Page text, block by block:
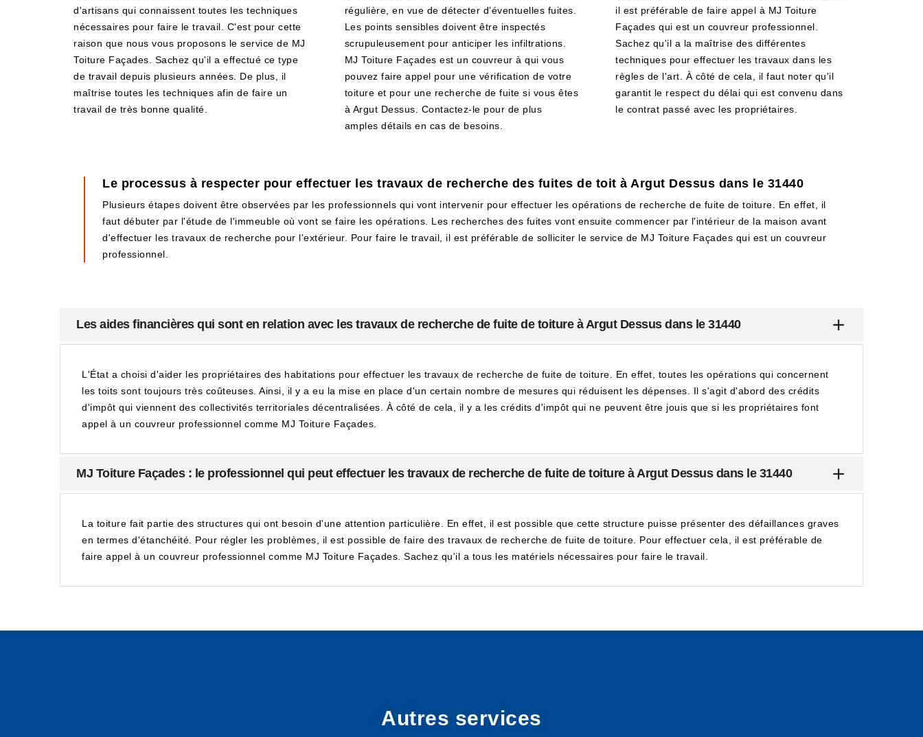
d'artisans qui connaissent toutes les techniques
nécessaires pour faire le travail. C'est pour cette
raison que nous vous proposons le service de MJ
Toiture Façades. Sachez qu'il a effectué ce type
de travail depuis plusieurs années. De plus, il
maîtrise toutes les techniques afin de faire un
travail de très bonne qualité.
régulière, en vue de détecter d’éventuelles fuites.
Les points sensibles doivent être inspectés
scrupuleusement pour anticiper les infiltrations.
MJ Toiture Façades est un couvreur à qui vous
pouvez faire appel pour une vérification de votre
toiture et pour une recherche de fuite si vous êtes
à Argut Dessus. Contactez-le pour de plus
amples détails en cas de besoins.
il est préférable de faire appel à MJ Toiture
Façades qui est un couvreur professionnel.
Sachez qu'il a la maîtrise des différentes
techniques pour effectuer les travaux dans les
règles de l'art. À côté de cela, il faut noter qu'il
garantit le respect du délai qui est convenu dans
le contrat passé avec les propriétaires.
Le processus à respecter pour effectuer les travaux de recherche des fuites de toit à Argut Dessus dans le 31440
Plusieurs étapes doivent être observées par les professionnels qui vont intervenir pour effectuer les opérations de recherche de fuite de toiture. En effet, il
faut débuter par l'étude de l'immeuble où vont se faire les opérations. Les recherches des fuites vont ensuite commencer par l'intérieur de la maison avant
d'effectuer les travaux de recherche pour l'extérieur. Pour faire le travail, il est préférable de solliciter le service de MJ Toiture Façades qui est un couvreur
professionnel.
Les aides financières qui sont en relation avec les travaux de recherche de fuite de toiture à Argut Dessus dans le 31440
L'État a choisi d'aider les propriétaires des habitations pour effectuer les travaux de recherche de fuite de toiture. En effet, toutes les opérations qui concernent
les toits sont toujours très coûteuses. Ainsi, il y a eu la mise en place d'un certain nombre de mesures qui réduisent les dépenses. Il s'agit d'abord des crédits
d'impôt qui viennent des collectivités territoriales décentralisées. À côté de cela, il y a les crédits d'impôt qui ne peuvent être jouis que si les propriétaires font
appel à un couvreur professionnel comme MJ Toiture Façades.
MJ Toiture Façades : le professionnel qui peut effectuer les travaux de recherche de fuite de toiture à Argut Dessus dans le 31440
La toiture fait partie des structures qui ont besoin d'une attention particulière. En effet, il est possible que cette structure puisse présenter des défaillances graves
en termes d'étanchéité. Pour régler les problèmes, il est possible de faire des travaux de recherche de fuite de toiture. Pour effectuer cela, il est préférable de
faire appel à un couvreur professionnel comme MJ Toiture Façades. Sachez qu'il a tous les matériels nécessaires pour faire le travail.
Autres services